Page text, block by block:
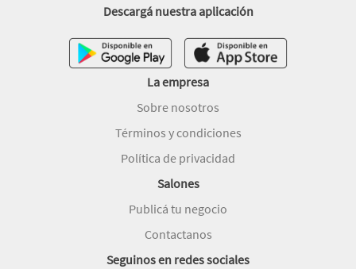
Descargá nuestra aplicación
La empresa
Sobre nosotros
Términos y condiciones
Política de privacidad
Salones
Publicá tu negocio
Contactanos
Seguinos en redes sociales